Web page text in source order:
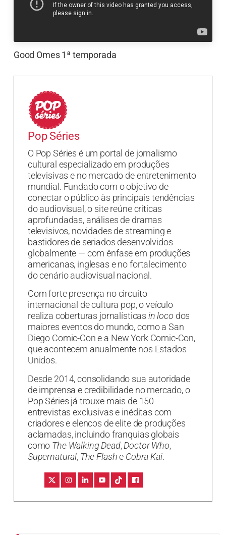
Good Omes 1ª temporada
Pop Séries
O Pop Séries é um portal de jornalismo
cultural especializado em produções
televisivas e no mercado de entretenimento
mundial. Fundado com o objetivo de
conectar o público às principais tendências
do audiovisual, o site reúne críticas
aprofundadas, análises de dramas
televisivos, novidades de streaming e
bastidores de seriados desenvolvidos
globalmente — com ênfase em produções
americanas, inglesas e no fortalecimento
do cenário audiovisual nacional.
Com forte presença no circuito
internacional de cultura pop, o veículo
realiza coberturas jornalísticas in loco dos
maiores eventos do mundo, como a San
Diego Comic-Con e a New York Comic-Con,
que acontecem anualmente nos Estados
Unidos.
Desde 2014, consolidando sua autoridade
de imprensa e credibilidade no mercado, o
Pop Séries já trouxe mais de 150
entrevistas exclusivas e inéditas com
criadores e elencos de elite de produções
aclamadas, incluindo franquias globais
como The Walking Dead,Doctor Who,
Supernatural, The Flashe Cobra Kai.